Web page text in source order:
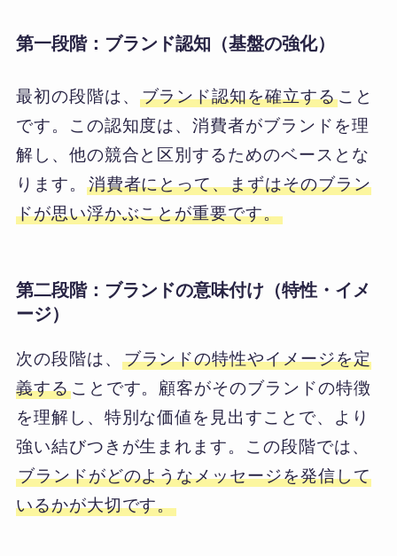
第一段階：ブランド認知（基盤の強化）
最初の段階は、 ブランド認知を確立すること
です。この認知度は、消費者がブランドを理
解し、他の競合と区別するためのベースとな
ります。 消費者にとって、まずはそのブラン
ドが思い浮かぶことが重要です。
第二段階：ブランドの意味付け（特性・イメ
ージ）
次の段階は、 ブランドの特性やイメージを定
義することです。顧客がそのブランドの特徴
を理解し、特別な価値を見出すことで、より
強い結びつきが生まれます。この段階では、
ブランドがどのようなメッセージを発信して
いるかが大切です。